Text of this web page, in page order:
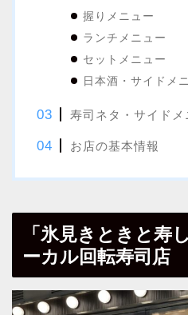
握りメニュー
ランチメニュー
セットメニュー
日本酒・サイドメ
寿司ネタ・サイド
お店の基本情報
「氷見きときと寿
ーカル回転寿司店